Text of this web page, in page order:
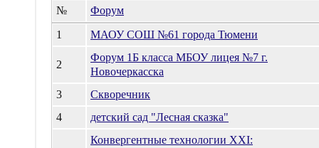
№
Форум
1
МАОУ СОШ №61 города Тюмени
2
Форум 1Б класса МБОУ лицея №7 г.
Новочеркасска
3
Cкворечник
4
детский сад "Лесная сказка"
Конвергентные технологии XXI: